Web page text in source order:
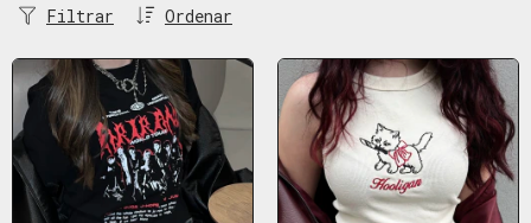
Ordenar
Filtrar